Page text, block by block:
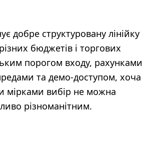
добре структуровану лінійку
бюджетів і торгових
порогом входу, рахунками
та демо-доступом, хоча
мірками вибір не можна
різноманітним.